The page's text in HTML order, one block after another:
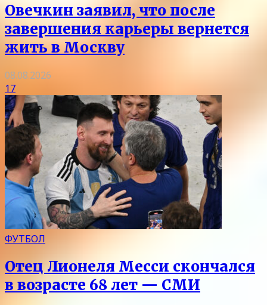
Овечкин заявил, что после
завершения карьеры вернется
жить в Москву
08.08.2026
17
ФУТБОЛ
Отец Лионеля Месси скончался
в возрасте 68 лет — СМИ